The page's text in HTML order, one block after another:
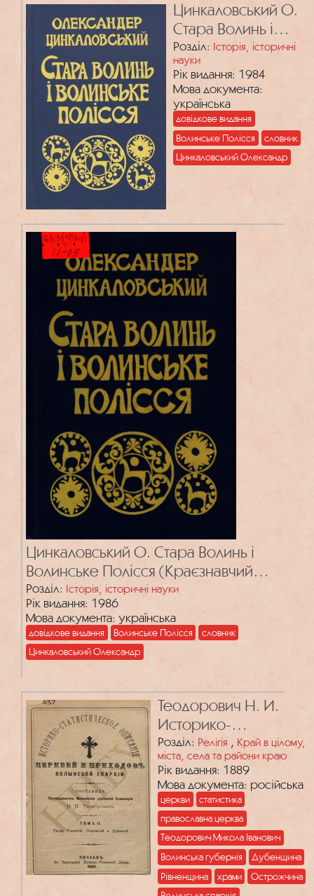
Цинкаловський О.
Стара Волинь і
Волинське Полісся
(Краєзнавчий
словник – від
найдавніших часів
до 1914 року). Т. 1
Розділ: Історія, історичні
науки
Рік видання: 1984
Мова документа:
українська
довідкове видання
Волинське Полісся
словник
Цинкаловський Олександр
Цинкаловський О. Стара Волинь і
Волинське Полісся (Краєзнавчий
словник – від найдавніших часів до 1914
року) . Т. 2.
Розділ: Історія, історичні науки
Рік видання: 1986
Мова документа: українська
довідкове видання Волинське Полісся
словник
Цинкаловський Олександр
Теодорович Н. И.
Историко-
статистическое
описание церквей и
приходов Волынской
епархии. Т. 2: Уезды
Ровенский,
Острожский и
Дубенский
Розділ: Релігія , Край в цілому,
міста, села та райони краю
Рік видання: 1889
Мова документа: російська
церкви
статистика
православна церква
Теодорович Микола Іванович
Волинська губернія
Дубенщина
Рівненщина
храми
Острожчина